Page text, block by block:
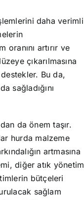
daha verimli
artırır ve
çıkarılmasına
Bu da,
sağladığını
da önem taşır.
hurda malzeme
artmasına
diğer atık yönetim
bütçeleri
sağlam